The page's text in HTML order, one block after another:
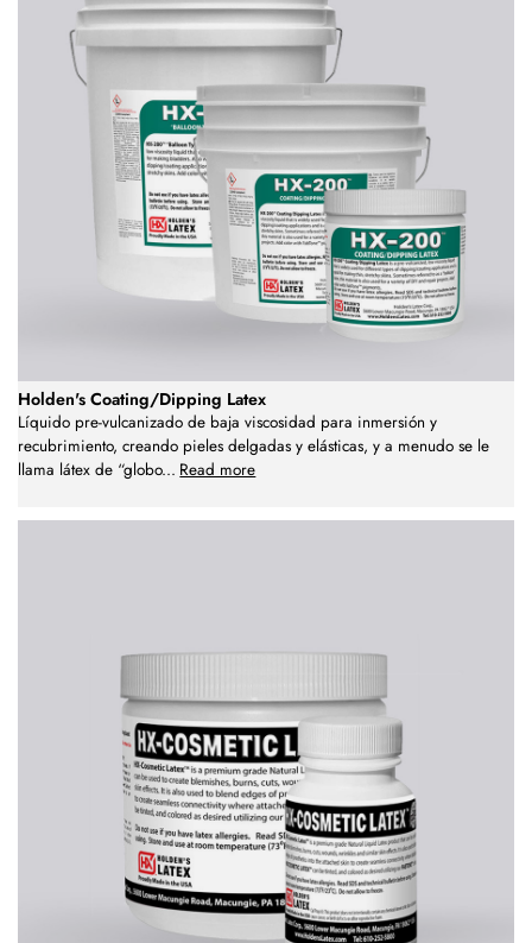
Holden's Coating/Dipping Latex
Líquido pre-vulcanizado de baja viscosidad para inmersión y
recubrimiento, creando pieles delgadas y elásticas, y a menudo se le
llama látex de “globo... Read more